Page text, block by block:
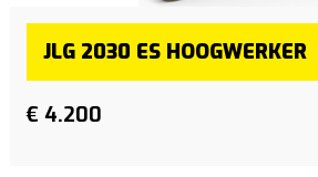
JLG 2030 ES HOOGWERKER
€ 4.200